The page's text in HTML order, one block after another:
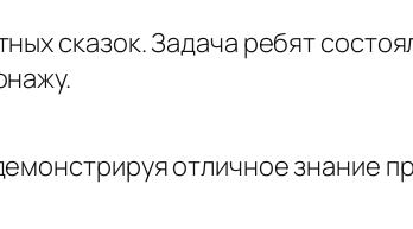
сказок. Задача ребят
отличное знание